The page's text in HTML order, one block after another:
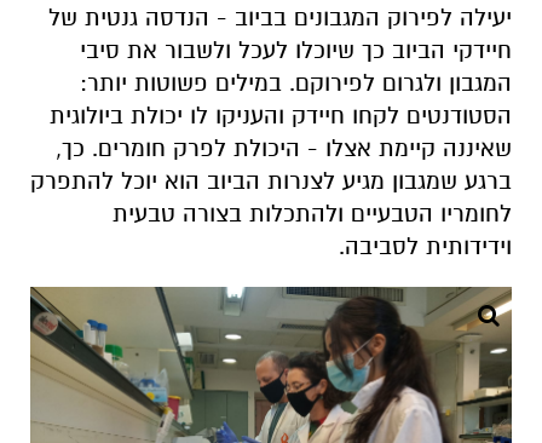
יעילה לפירוק המגבונים בביוב - הנדסה גנטית של
חיידקי הביוב כך שיוכלו לעכל ולשבור את סיבי
המגבון ולגרום לפירוקם. במילים פשוטות יותר:
הסטודנטים לקחו חיידק והעניקו לו יכולת ביולוגית
שאיננה קיימת אצלו - היכולת לפרק חומרים. כך,
ברגע שמגבון מגיע לצנרות הביוב הוא יוכל להתפרק
לחומריו הטבעיים ולהתכלות בצורה טבעית
וידידותית לסביבה.